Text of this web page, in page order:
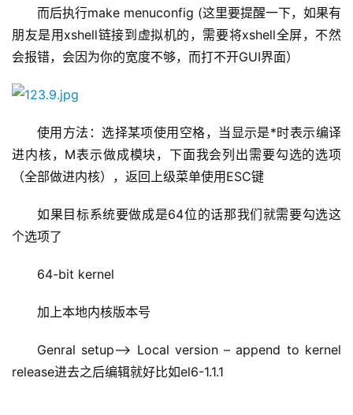
而后执行make menuconfig (这里要提醒一下，如果有
朋友是用xshell链接到虚拟机的，需要将xshell全屏，不然
会报错，会因为你的宽度不够，而打不开GUI界面）
使用方法：选择某项使用空格，当显示是*时表示编译
进内核，M表示做成模块，下面我会列出需要勾选的选项
（全部做进内核），返回上级菜单使用ESC键
如果目标系统要做成是64位的话那我们就需要勾选这
个选项了
64-bit kernel
加上本地内核版本号
Genral setup—> Local version – append to kernel
release进去之后编辑就好比如el6-1.1.1